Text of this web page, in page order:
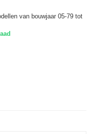
van bouwjaar 05-79 tot